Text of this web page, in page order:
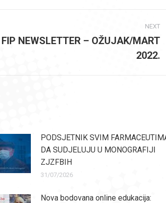
NEXT
FIP NEWSLETTER – OŽUJAK/MART
2022.
PODSJETNIK SVIM
DA SUDJELUJU U MONOGRAFIJI
ZJZFBIH
31/07/2026
Nova bodovana online edukacija: